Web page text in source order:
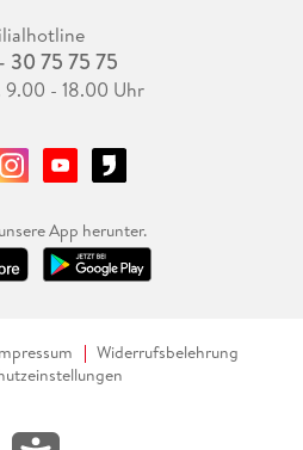
30 75 75 75
9.00 - 18.00 Uhr
App herunter.
Widerrufsbelehrung